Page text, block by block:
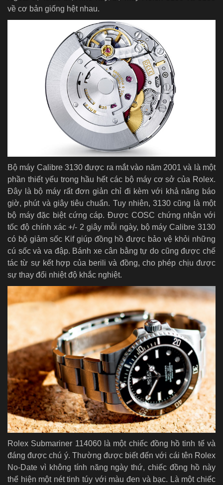
về cơ bản giống hệt nhau.
Bộ máy Calibre 3130 được ra mắt vào năm 2001 và là một
phần thiết yếu trong hầu hết các bộ máy cơ sở của Rolex.
Đây là bộ máy rất đơn giản chỉ đi kèm với khả năng báo
giờ, phút và giây tiêu chuẩn. Tuy nhiên, 3130 cũng là một
bộ máy đặc biệt cứng cáp. Được COSC chứng nhận với
tốc độ chính xác +/- 2 giây mỗi ngày, bộ máy Calibre 3130
có bộ giảm sốc Kif giúp đồng hồ được bảo vệ khỏi những
cú sốc và va đập. Bánh xe cân bằng tự do cũng được chế
tác từ sự kết hợp của berili và đồng, cho phép chịu được
sự thay đổi nhiệt độ khắc nghiệt.
Rolex Submariner 114060 là một chiếc đồng hồ tinh tế và
đáng được chú ý. Thường được biết đến với cái tên Rolex
No-Date vì không tính năng ngày thứ, chiếc đồng hồ này
thể hiện một nét tinh túy với màu đen và bạc. Là một chiếc